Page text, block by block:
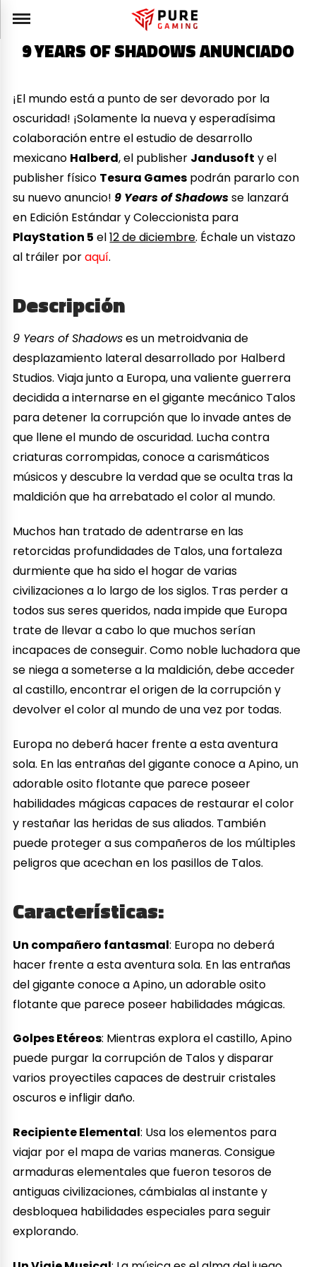
9 YEARS OF SHADOWS ANUNCIADO
¡El mundo está a punto de ser devorado por la
oscuridad! ¡Solamente la nueva y esperadísima
colaboración entre el estudio de desarrollo
mexicano Halberd, el publisher Jandusoft y el
publisher físico Tesura Games podrán pararlo con
su nuevo anuncio! 9 Years of Shadowsse lanzará
en Edición Estándar y Coleccionista para
PlayStation 5 el12 de diciembre. Échale un vistazo
al tráiler poraquí.
Descripción
9 Years of Shadowses un metroidvania de
desplazamiento lateral desarrollado por Halberd
Studios. Viaja junto a Europa, una valiente guerrera
decidida a internarse en el gigante mecánico Talos
para detener la corrupción que lo invade antes de
que llene el mundo de oscuridad. Lucha contra
criaturas corrompidas, conoce a carismáticos
músicos y descubre la verdad que se oculta tras la
maldición que ha arrebatado el color al mundo.
Muchos han tratado de adentrarse en las
retorcidas profundidades de Talos, una fortaleza
durmiente que ha sido el hogar de varias
civilizaciones a lo largo de los siglos. Tras perder a
todos sus seres queridos, nada impide que Europa
trate de llevar a cabo lo que muchos serían
incapaces de conseguir. Como noble luchadora que
se niega a someterse a la maldición, debe acceder
al castillo, encontrar el origen de la corrupción y
devolver el color al mundo de una vez por todas.
Europa no deberá hacer frente a esta aventura
sola. En las entrañas del gigante conoce a Apino, un
adorable osito flotante que parece poseer
habilidades mágicas capaces de restaurar el color
y restañar las heridas de sus aliados. También
puede proteger a sus compañeros de los múltiples
peligros que acechan en los pasillos de Talos.
Características:
Un compañero fantasmal: Europa no deberá
hacer frente a esta aventura sola. En las entrañas
del gigante conoce a Apino, un adorable osito
flotante que parece poseer habilidades mágicas.
Golpes Etéreos: Mientras explora el castillo, Apino
puede purgar la corrupción de Talos y disparar
varios proyectiles capaces de destruir cristales
oscuros e infligir daño.
Recipiente Elemental: Usa los elementos para
viajar por el mapa de varias maneras. Consigue
armaduras elementales que fueron tesoros de
antiguas civilizaciones, cámbialas al instante y
desbloquea habilidades especiales para seguir
explorando.